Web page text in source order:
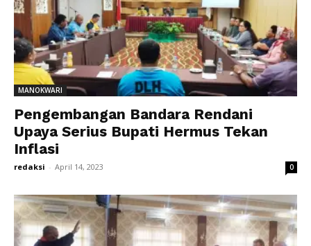
MANOKWARI
Pengembangan Bandara Rendani
Upaya Serius Bupati Hermus Tekan
Inflasi
redaksi - April 14, 2023 0